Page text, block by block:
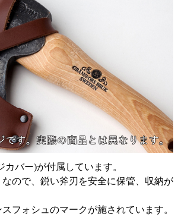
バー)が付属しています。
なので、鋭い斧刃を安全に保管、収納が
フォシュのマークが施されています。